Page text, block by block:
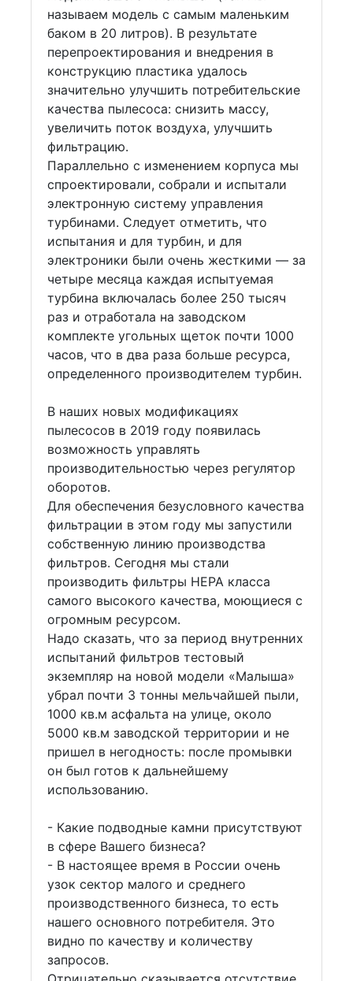
называем модель с самым маленьким
баком в 20 литров). В результате
перепроектирования и внедрения в
конструкцию пластика удалось
значительно улучшить потребительские
качества пылесоса: снизить массу,
увеличить поток воздуха, улучшить
фильтрацию.
Параллельно с изменением корпуса мы
спроектировали, собрали и испытали
электронную систему управления
турбинами. Следует отметить, что
испытания и для турбин, и для
электроники были очень жесткими — за
четыре месяца каждая испытуемая
турбина включалась более 250 тысяч
раз и отработала на заводском
комплекте угольных щеток почти 1000
часов, что в два раза больше ресурса,
определенного производителем турбин.
В наших новых модификациях
пылесосов в 2019 году появилась
возможность управлять
производительностью через регулятор
оборотов.
Для обеспечения безусловного качества
фильтрации в этом году мы запустили
собственную линию производства
фильтров. Сегодня мы стали
производить фильтры HEPA класса
самого высокого качества, моющиеся с
огромным ресурсом.
Надо сказать, что за период внутренних
испытаний фильтров тестовый
экземпляр на новой модели «Малыша»
убрал почти 3 тонны мельчайшей пыли,
1000 кв.м асфальта на улице, около
5000 кв.м заводской территории и не
пришел в негодность: после промывки
он был готов к дальнейшему
использованию.
- Какие подводные камни присутствуют
в сфере Вашего бизнеса?
- В настоящее время в России очень
узок сектор малого и среднего
производственного бизнеса, то есть
нашего основного потребителя. Это
видно по качеству и количеству
запросов.